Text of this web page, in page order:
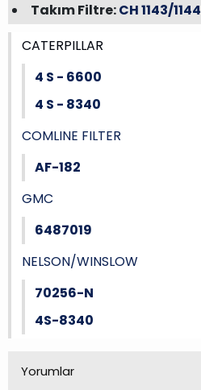
Takım Filtre:CH 1143/1144
CATERPILLAR
4 S - 6600
4 S - 8340
COMLINE FILTER
AF-182
GMC
6487019
NELSON/WINSLOW
70256-N
4S-8340
Yorumlar